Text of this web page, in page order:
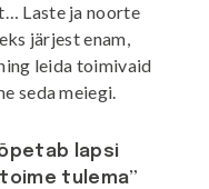
Laste ja noorte
järjest enam,
leida toimivaid
seda meiegi.
lapsi
tulema”